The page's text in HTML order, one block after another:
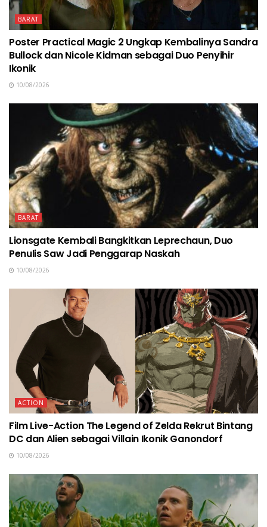
BARAT
Poster Practical Magic 2 Ungkap Kembalinya Sandra
Bullock dan Nicole Kidman sebagai Duo Penyihir
Ikonik
10/08/2026
BARAT
Lionsgate Kembali Bangkitkan Leprechaun, Duo
Penulis Saw Jadi Penggarap Naskah
10/08/2026
ACTION
Film Live-Action The Legend of Zelda Rekrut Bintang
DC dan Alien sebagai Villain Ikonik Ganondorf
10/08/2026